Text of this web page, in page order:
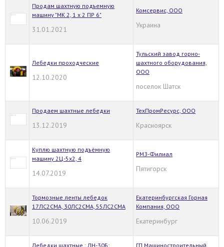
Продам шахтную подъемную
машину "МК 2, 1 х 2 ПР 6"
31.01.2021
Комсервис, ООО
Украина
Лебедки проходческие
12.10.2020
Тульский завод горно-
шахтного оборудования,
ООО
поселок Шатск
Продаем шахтные лебедки
13.12.2019
ТехПромРесурс, ООО
Красноярск
Куплю шахтную подъёмную
машину 2Ц-5х2, 4
14.07.2019
РМЗ-Филиал
Пятигорск
Тормозные ленты лебедок
17ЛС2СМА, 30ЛС2СМА, 55ЛС2СМА
10.06.2019
Екатеринбургская Горная
Компания, ООО
Екатеринбург
Лебедки шахтные : ЛН-30Б;
ГП Машиностроительный